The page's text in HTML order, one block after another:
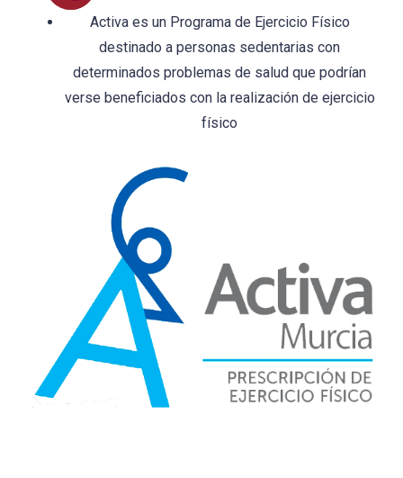
Activa es un Programa de Ejercicio Físico
destinado a personas sedentarias con
determinados problemas de salud que podrían
verse beneficiados con la realización de ejercicio
físico